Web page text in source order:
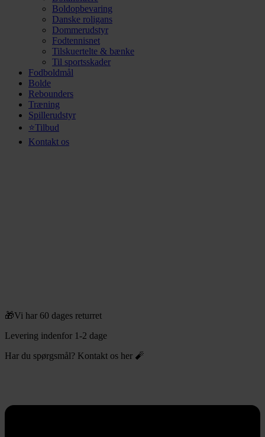
Boldopbevaring
Danske roligans
Dommerudstyr
Fodtennisnet
Tilskuertelte & bænke
Til sportsskader
Fodboldmål
Bolde
Rebounders
Træning
Spillerudstyr
⭐Tilbud
Kontakt os
🎁Vi har 60 dages returret
Levering indenfor 1-2 dage
Har du spørgsmål? Kontakt os her 🧨